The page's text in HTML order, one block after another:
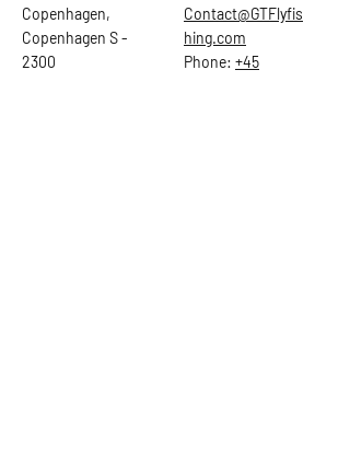
Copenhagen,
Copenhagen S -
2300
Contact@GTFlyfis
hing.com
Phone: +45